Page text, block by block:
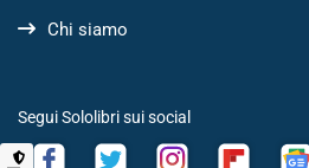
Chi siamo
Segui Sololibri sui social